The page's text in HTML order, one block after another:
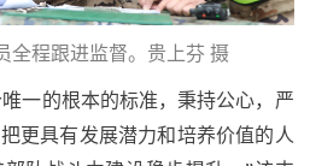
全程跟进监督。 贵上芬 摄
一的根本的标准，秉持公心，严
更具有发展潜力和培养价值的人